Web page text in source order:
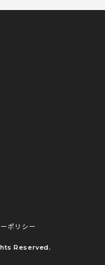
ポリシー
Reserved.